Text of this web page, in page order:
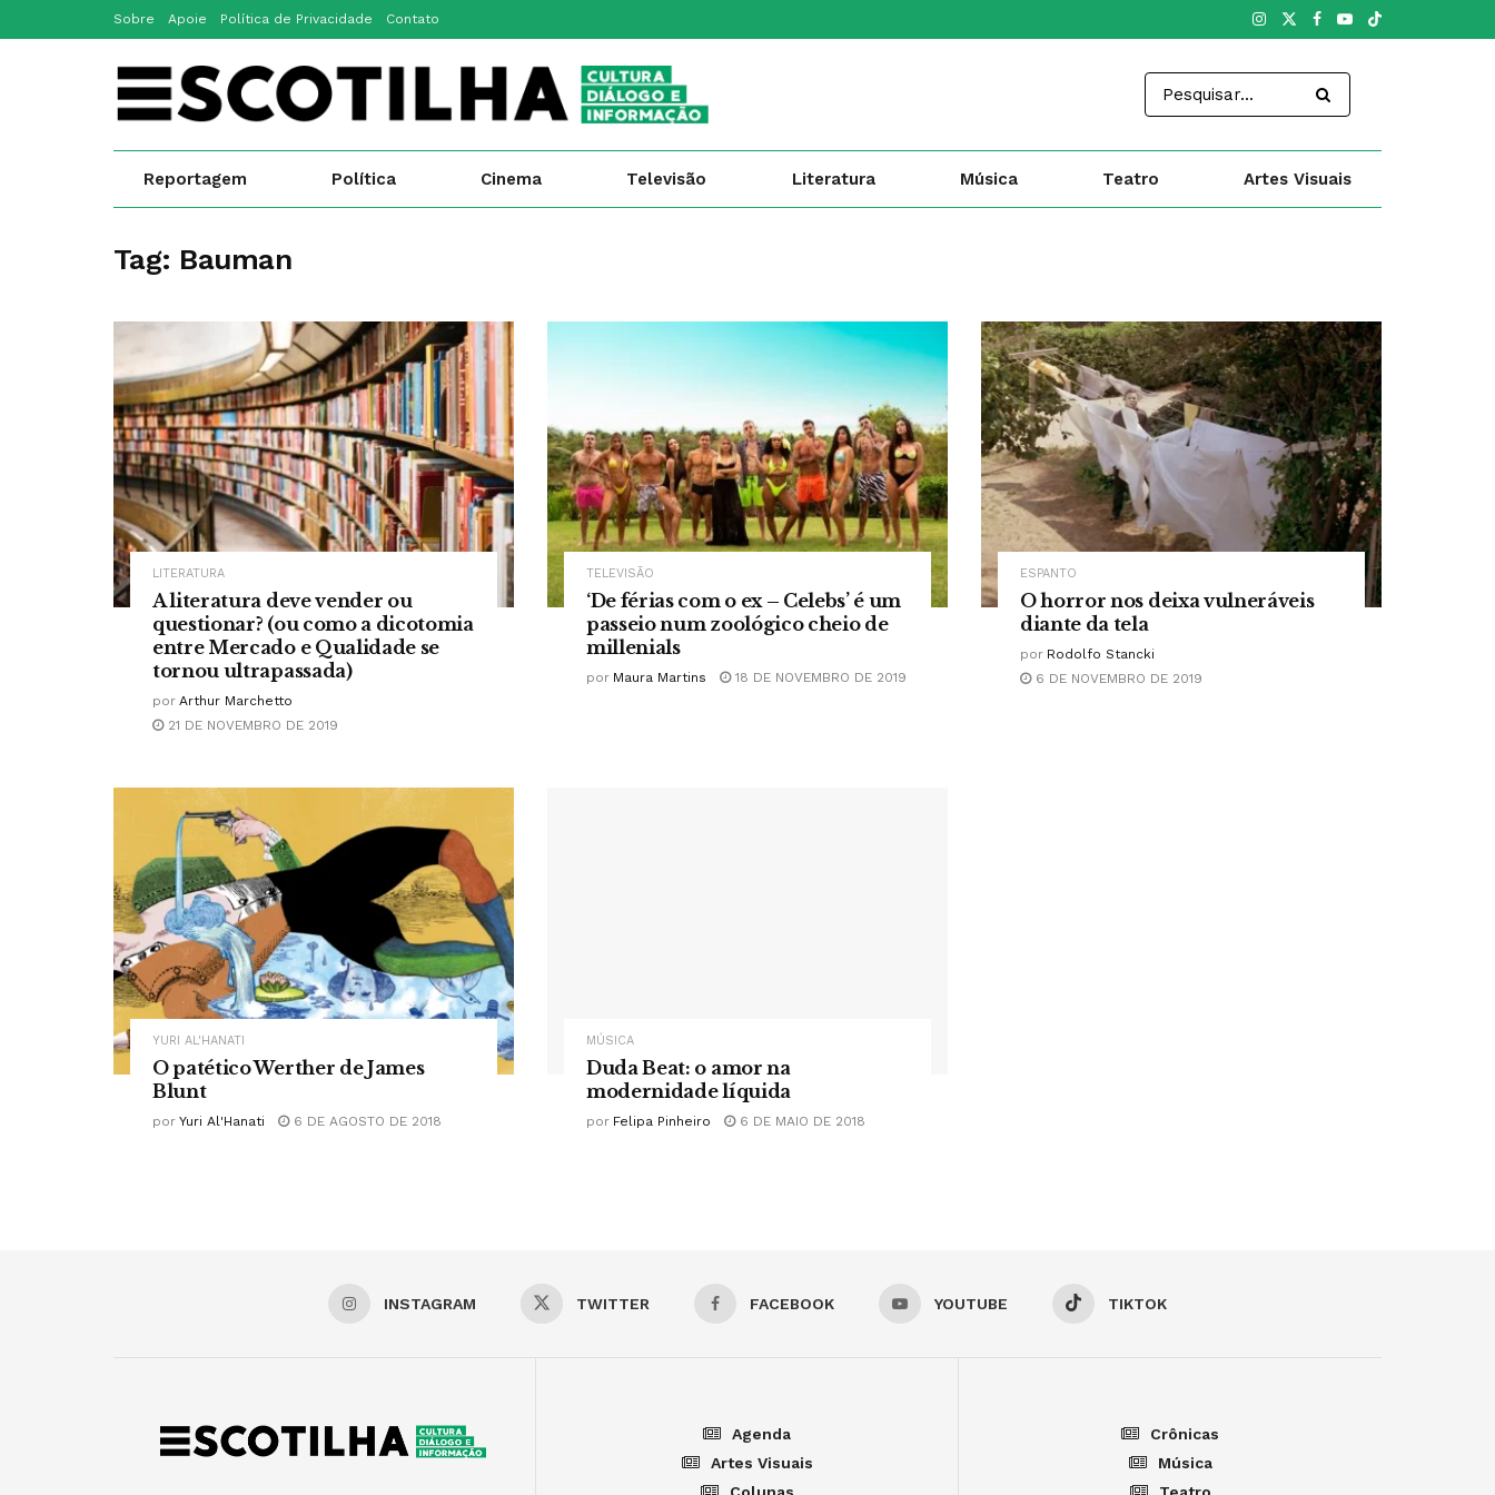
Sobre Apoie Política de Privacidade Contato
Reportagem Política Cinema Televisão Literatura Música Teatro Artes Visuais
Tag: Bauman
LITERATURA
A literatura deve vender ou
questionar? (ou como a dicotomia
entre Mercado e Qualidade se
tornou ultrapassada)
por Arthur Marchetto
21 DE NOVEMBRO DE 2019
TELEVISÃO
‘De férias com o ex – Celebs’ é um
passeio num zoológico cheio de
millenials
por Maura Martins 18 DE NOVEMBRO DE 2019
ESPANTO
O horror nos deixa vulneráveis
diante da tela
por Rodolfo Stancki
6 DE NOVEMBRO DE 2019
YURI AL'HANATI
O patético Werther de James
Blunt
por Yuri Al'Hanati 6 DE AGOSTO DE 2018
MÚSICA
Duda Beat: o amor na
modernidade líquida
por Felipa Pinheiro 6 DE MAIO DE 2018
INSTAGRAM TWITTER FACEBOOK YOUTUBE TIKTOK
Agenda
Artes Visuais
Colunas
Crônicas
Música
Teatro